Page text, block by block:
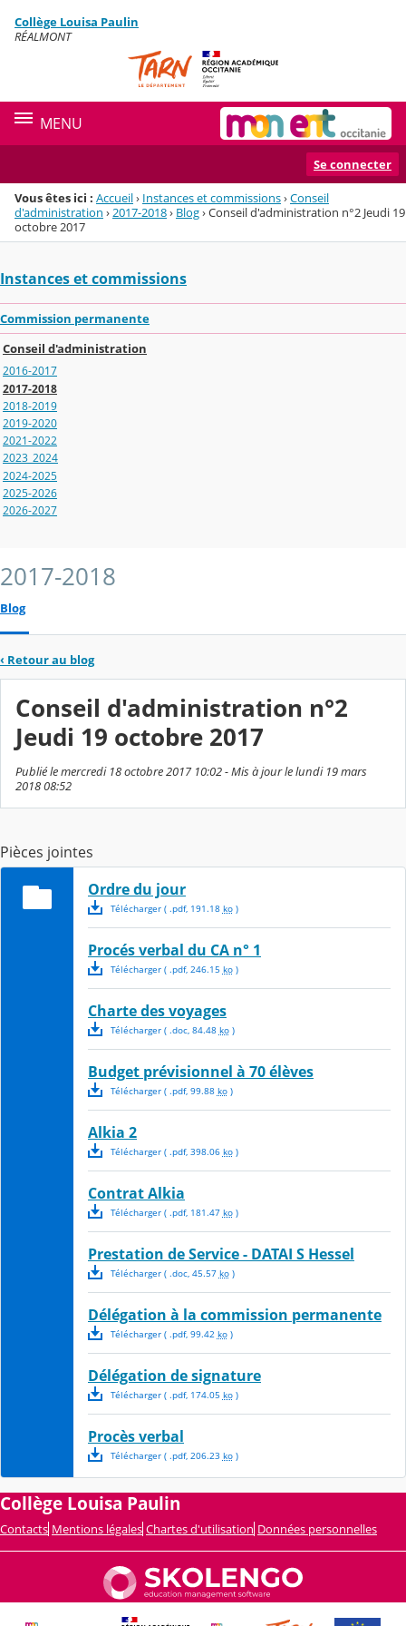
Menu de la rubrique
Contenu
Collège Louisa Paulin
RÉALMONT
MENU
Se connecter
Vous êtes ici : Accueil› Instances et commissions›Conseil
d'administration › 2017-2018› Blog›Conseil d'administration n°2 Jeudi 19
octobre 2017
Instances et commissions
Commission permanente
Conseil d'administration
2016-2017
2017-2018
2018-2019
2019-2020
2021-2022
2023_2024
2024-2025
2025-2026
2026-2027
2017-2018
Blog
‹ Retour au blog
Conseil d'administration n°2
Jeudi 19 octobre 2017
Publié le mercredi 18 octobre 2017 10:02 - Mis à jour le lundi 19 mars
2018 08:52
Pièces jointes
Ordre du jour
Télécharger( .pdf, 191.18 ko)
Procés verbal du CA n° 1
Télécharger( .pdf, 246.15 ko)
Charte des voyages
Télécharger( .doc, 84.48 ko)
Budget prévisionnel à 70 élèves
Télécharger( .pdf, 99.88 ko)
Alkia 2
Télécharger( .pdf, 398.06 ko)
Contrat Alkia
Télécharger( .pdf, 181.47 ko)
Prestation de Service - DATAI S Hessel
Télécharger( .doc, 45.57 ko)
Délégation à la commission permanente
Télécharger( .pdf, 99.42 ko)
Délégation de signature
Télécharger( .pdf, 174.05 ko)
Procès verbal
Télécharger( .pdf, 206.23 ko)
Collège Louisa Paulin
Contacts Mentions légales Chartes d'utilisation Données personnelles